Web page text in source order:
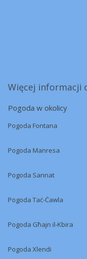
Więcej informacji
Pogoda w okolicy
Pogoda Fontana
Pogoda Manresa
Pogoda Sannat
Pogoda Taċ-Ċawla
Pogoda Għajn il-Kbira
Pogoda Xlendi